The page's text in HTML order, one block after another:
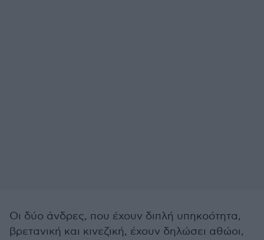
Οι δύο άνδρες, που έχουν διπλή υπηκοότητα,
βρετανική και κινεζική, έχουν δηλώσει αθώοι,